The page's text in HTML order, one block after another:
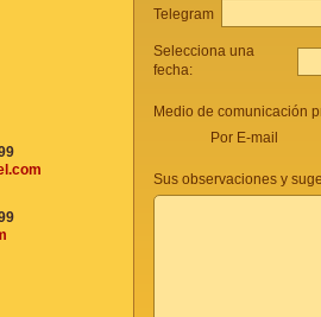
Telegram
Selecciona una
fecha:
Medio de comunicación
Por E-mail
Sus observaciones y